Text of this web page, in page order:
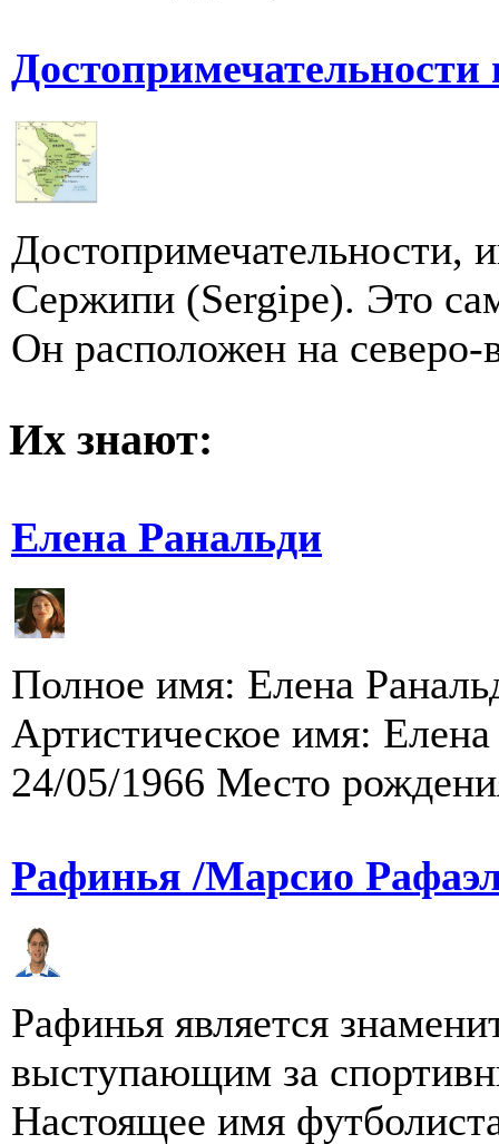
Достопримечательности,
Сержипи (Sergipe). Это
Он расположен на
Их знают:
Елена Ранальди
Полное имя: Елена
Артистическое имя:
24/05/1966 Место
Рафинья /Марсио
Рафинья является
выступающим за
Настоящее имя